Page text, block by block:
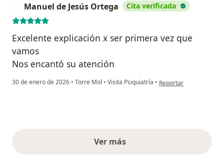
Manuel de Jesús Ortega Cita verificada
Excelente explicación x ser primera vez que
vamos
Nos encantó su atención
30 de enero de 2026 • Torre Mol • Visita Psiquiatría • en opinión del usuario
Reportar
Ver másopiniones anteriores